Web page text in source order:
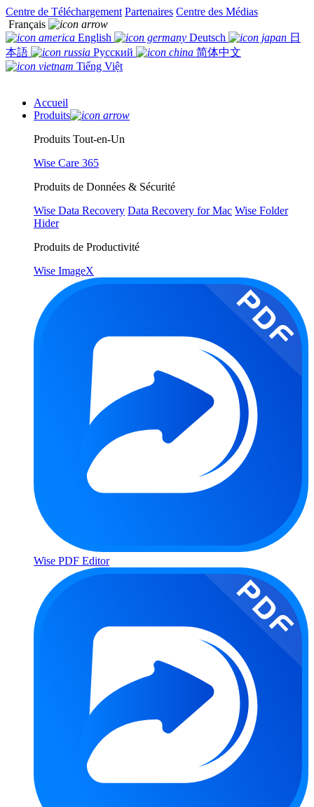
Centre de Téléchargement Partenaires Centre des Médias
Français
English
Deutsch
日
本語
Русский
简体中文
Tiếng Việt
Accueil
Produits
Produits Tout-en-Un
Wise Care 365
Produits de Données & Sécurité
Wise Data Recovery Data Recovery for Mac Wise Folder
Hider
Produits de Productivité
Wise ImageX
Wise PDF Editor